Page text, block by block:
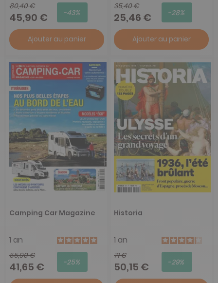
80,40 €
45,90 € -43%
Ajouter au panier
35,40 €
25,46 € -28%
Ajouter au panier
Camping Car Magazine
1 an
55,90 €
41,65 € -25%
Historia
1 an
71 €
50,15 € -29%